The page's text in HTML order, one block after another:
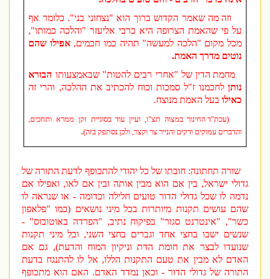
וזה מה שאמר הקדוש ברוך הוא "נצחוני בני". כלומר אף
על פי שהאמת הצרופה היא כרבי אליעזר "והלכה כמותו",
מכל מקום "הלכה למעשה" תהיה כמו חכמים,אפילו שהם
נוטים מדרך האמת.
מחמת הדין של "אחרי רבים להטות" שבאמצעותוהבורא
נותןלחכמנו ז"ל סמכות וכוח להכתיב את ההלכה, והרי זה
כאילובעל האמת מנוצח.
(עכת"ד החינוך במצוה תצ"ו, ועיין עוד בסוגיית זקן ממרא ותחכים,
והדברים עמוקים ודקים והנייר צר וקצר, ולכן נסתפק בזה).
שורה תחתונה: חובתו של כל יהודי להתכופף לדעת התורה של
גדולי ישראל, בין אם הוא מבין אותה ובין אם לאו, ואפילו אם
נדמה לו שכל גדולי הדור טועים חלילה וכדומה - או שנראה לו
שהם עושים תקנות מיותרות בכל מיני נושאים (כמו "פלאפון
כשר", "אינטרנט סגור" בפיקוח נתיב, "הפרדה באוטובוס" -
שנשים ישבו בחצי אחד וגברים בחצי השני, וכל מיני תקנות
שנועדו לבצר את חומת הדת וניקיון המוח והדעת), גם אם
האדם לא מבין את טעם התקנות הללו, אל לו להתנגח בדעת
התורה של גדולי הדור - וכאן נמדד האדם. האם הוא מתכופף